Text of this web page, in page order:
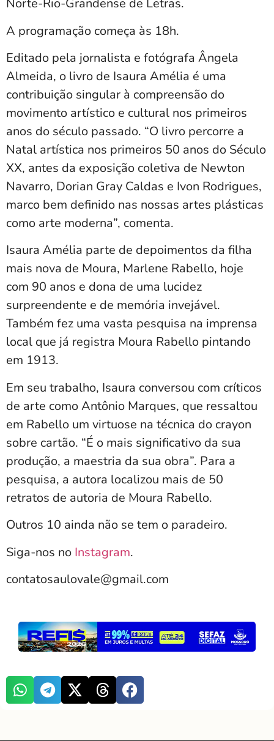
Norte-Rio-Grandense de Letras.
A programação começa às 18h.
Editado pela jornalista e fotógrafa Ângela
Almeida, o livro de Isaura Amélia é uma
contribuição singular à compreensão do
movimento artístico e cultural nos primeiros
anos do século passado. “O livro percorre a
Natal artística nos primeiros 50 anos do Século
XX, antes da exposição coletiva de Newton
Navarro, Dorian Gray Caldas e Ivon Rodrigues,
marco bem definido nas nossas artes plásticas
como arte moderna”, comenta.
Isaura Amélia parte de depoimentos da filha
mais nova de Moura, Marlene Rabello, hoje
com 90 anos e dona de uma lucidez
surpreendente e de memória invejável.
Também fez uma vasta pesquisa na imprensa
local que já registra Moura Rabello pintando
em 1913.
Em seu trabalho, Isaura conversou com críticos
de arte como Antônio Marques, que ressaltou
em Rabello um virtuose na técnica do crayon
sobre cartão. “É o mais significativo da sua
produção, a maestria da sua obra”. Para a
pesquisa, a autora localizou mais de 50
retratos de autoria de Moura Rabello.
Outros 10 ainda não se tem o paradeiro.
Siga-nos no Instagram.
contatosaulovale@gmail.com